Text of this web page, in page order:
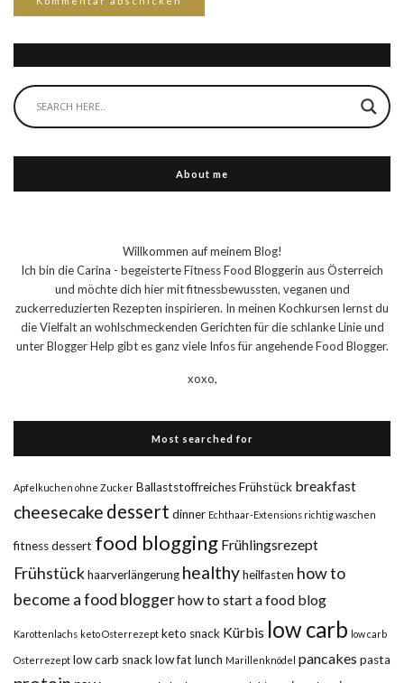
About me
Willkommen auf meinem Blog!
Ich bin die Carina - begeisterte Fitness Food Bloggerin aus Österreich
und möchte dich hier mit fitnessbewussten, veganen und
zuckerreduzierten Rezepten inspirieren. In meinen Kochkursen lernst du
die Vielfalt an wohlschmeckenden Gerichten für die schlanke Linie und
unter Blogger Help gibt es ganz viele Infos für angehende Food Blogger.
xoxo,
Most searched for
Apfelkuchen ohne Zucker Ballaststoffreiches Frühstück breakfast
cheesecake dessert dinner Echthaar-Extensions richtig waschen
fitness dessert food blogging Frühlingsrezept
Frühstückhaarverlängerung healthyheilfasten how to
become a food bloggerhow to start a food blog
Karottenlachs keto Osterrezept keto snack Kürbis low carb low carb
Osterrezept low carb snacklow fat lunch Marillenknödel pancakes pasta